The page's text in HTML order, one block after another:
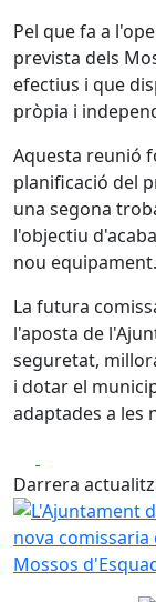
Pel que fa a
prevista dels
efectius i que
pròpia i
Aquesta reunió
planificació del
una segona
l'objectiu
nou equipament.
La futura
l'aposta de
seguretat,
i dotar el
adaptades a les
Darrera
L'Ajuntament de